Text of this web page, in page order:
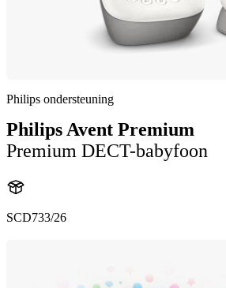
Philips ondersteuning
Philips Avent Premium
Premium DECT-babyfoon
SCD733/26